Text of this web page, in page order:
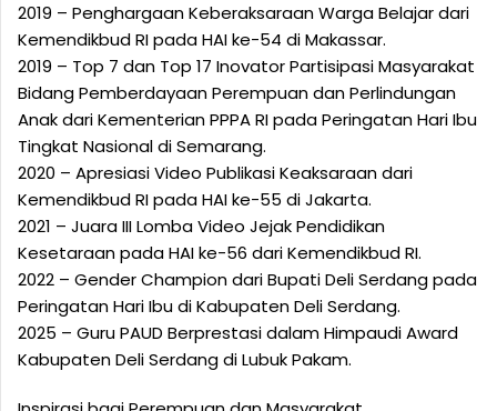
2019 – Penghargaan Keberaksaraan Warga Belajar dari
Kemendikbud RI pada HAI ke-54 di Makassar.
2019 – Top 7 dan Top 17 Inovator Partisipasi Masyarakat
Bidang Pemberdayaan Perempuan dan Perlindungan
Anak dari Kementerian PPPA RI pada Peringatan Hari Ibu
Tingkat Nasional di Semarang.
2020 – Apresiasi Video Publikasi Keaksaraan dari
Kemendikbud RI pada HAI ke-55 di Jakarta.
2021 – Juara III Lomba Video Jejak Pendidikan
Kesetaraan pada HAI ke-56 dari Kemendikbud RI.
2022 – Gender Champion dari Bupati Deli Serdang pada
Peringatan Hari Ibu di Kabupaten Deli Serdang.
2025 – Guru PAUD Berprestasi dalam Himpaudi Award
Kabupaten Deli Serdang di Lubuk Pakam.